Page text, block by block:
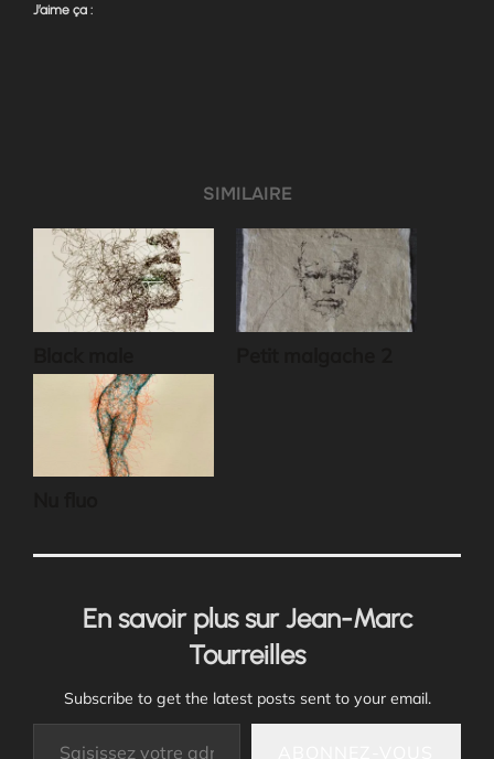
J’aime ça :
SIMILAIRE
En savoir plus sur Jean-Marc
Tourreilles
Subscribe to get the latest posts sent to your email.
Saisissez votre adresse e-mail…